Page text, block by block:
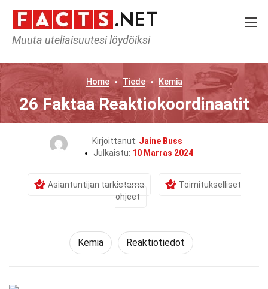
Muuta uteliaisuutesi löydöiksi
Home Tiede Kemia
26 Faktaa Reaktiokoordinaatit
Kirjoittanut: Jaine Buss
Julkaistu: 10 Marras 2024
Asiantuntijan tarkistama
Toimitukselliset
ohjeet
Kemia Reaktiotiedot